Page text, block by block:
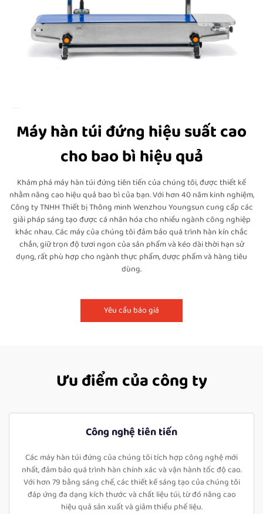
Máy hàn túi đứng hiệu suất cao
cho bao bì hiệu quả
Khám phá máy hàn túi đứng tiên tiến của chúng tôi, được thiết kế
nhằm nâng cao hiệu quả bao bì của bạn. Với hơn 40 năm kinh nghiệm,
Công ty TNHH Thiết bị Thông minh Wenzhou Youngsun cung cấp các
giải pháp sáng tạo được cá nhân hóa cho nhiều ngành công nghiệp
khác nhau. Các máy của chúng tôi đảm bảo quá trình hàn kín chắc
chắn, giữ trọn độ tươi ngon của sản phẩm và kéo dài thời hạn sử
dụng, rất phù hợp cho ngành thực phẩm, dược phẩm và hàng tiêu
dùng.
Yêu cầu báo giá
Ưu điểm của công ty
Công nghệ tiên tiến
Các máy hàn túi đứng của chúng tôi tích hợp công nghệ mới
nhất, đảm bảo quá trình hàn chính xác và vận hành tốc độ cao.
Với hơn 79 bằng sáng chế, các thiết kế sáng tạo của chúng tôi
đáp ứng đa dạng kích thước và chất liệu túi, từ đó nâng cao
hiệu quả sản xuất và giảm thiểu phế liệu.